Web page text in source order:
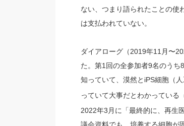
ない、つまり語られたことの使
は支払われていない。
ダイアローグ（2019年11月〜
た。第1回の全参加者9名のう
知っていて、漠然とiPS細胞（
っていて大事だとわかっている
2022年3月に「最終的に、再生